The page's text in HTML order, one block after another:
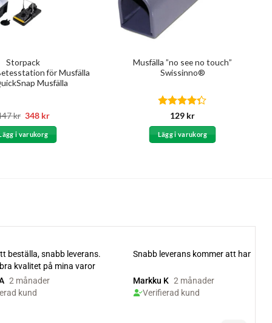
Storpack
för Musfälla
Musfälla
kr Det
priset
var:
447 kr.
348 krDet
priset
är:
348 kr.
i varukorg
Musfälla ”no see no touch”
Swissinno®
Betygsatt
4.25av 5
129 kr
Lägg i varukorg